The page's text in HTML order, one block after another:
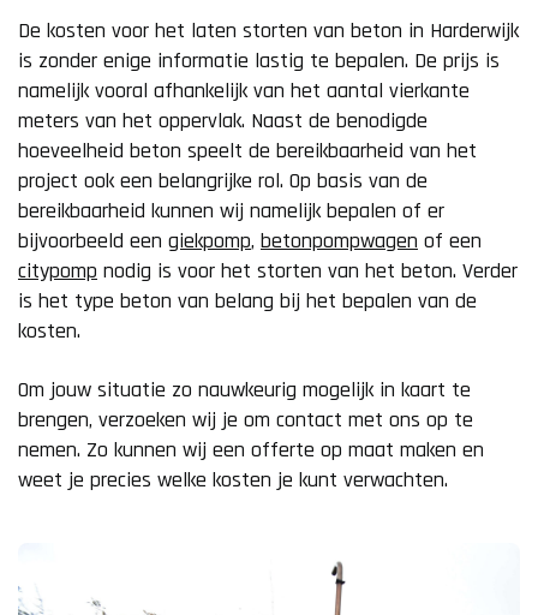
De kosten voor het laten storten van beton in Harderwijk
is zonder enige informatie lastig te bepalen. De prijs is
namelijk vooral afhankelijk van het aantal vierkante
meters van het oppervlak. Naast de benodigde
hoeveelheid beton speelt de bereikbaarheid van het
project ook een belangrijke rol. Op basis van de
bereikbaarheid kunnen wij namelijk bepalen of er
bijvoorbeeld een giekpomp, betonpompwagen of een
citypomp nodig is voor het storten van het beton. Verder
is het type beton van belang bij het bepalen van de
kosten.
Om jouw situatie zo nauwkeurig mogelijk in kaart te
brengen, verzoeken wij je om contact met ons op te
nemen. Zo kunnen wij een offerte op maat maken en
weet je precies welke kosten je kunt verwachten.